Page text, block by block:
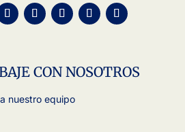
CON NOSOTROS
nuestro equipo